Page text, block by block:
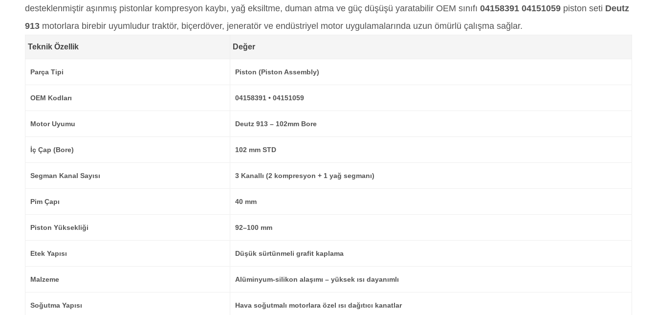
desteklenmiştir aşınmış pistonlar kompresyon kaybı, yağ eksiltme, duman atma ve güç düşüşü yaratabilir OEM sınıfı 04158391 04151059 piston seti Deutz
913 motorlara birebir uyumludur traktör, biçerdöver, jeneratör ve endüstriyel motor uygulamalarında uzun ömürlü çalışma sağlar.
Teknik Özellik Değer
Parça Tipi Piston (Piston Assembly)
OEM Kodları 04158391 • 04151059
Motor Uyumu Deutz 913 – 102mm Bore
İç Çap (Bore) 102 mm STD
Segman Kanal Sayısı 3 Kanallı (2 kompresyon + 1 yağ segmanı)
Pim Çapı 40 mm
Piston Yüksekliği 92–100 mm
Etek Yapısı Düşük sürtünmeli grafit kaplama
Malzeme Alüminyum-silikon alaşımı – yüksek ısı dayanımlı
Soğutma Yapısı Hava soğutmalı motorlara özel ısı dağıtıcı kanatlar